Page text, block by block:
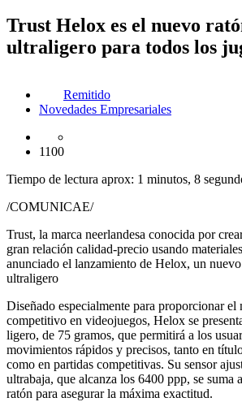
Trust Helox es el nuevo
ultraligero para todos los
Remitido
Novedades Empresariales
1100
Tiempo de lectura aprox: 1 minutos, 8
/COMUNICAE/
Trust, la marca neerlandesa conocida por
gran relación calidad-precio usando
anunciado el lanzamiento de Helox, un
ultraligero
Diseñado especialmente para proporcionar
competitivo en videojuegos, Helox se
ligero, de 75 gramos, que permitirá a los
movimientos rápidos y precisos, tanto en
como en partidas competitivas. Su sensor
ultrabaja, que alcanza los 6400 ppp, se suma
ratón para asegurar la máxima exactitud.